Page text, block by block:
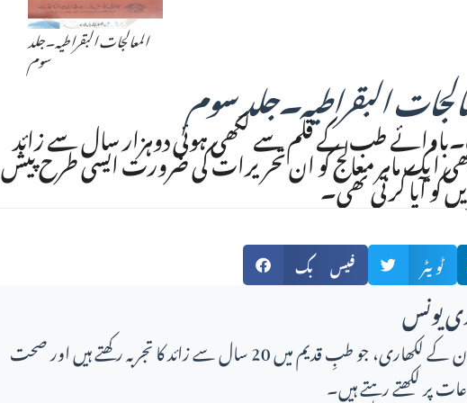
المعالجات البقراطیہ۔جلد
سوم
البقراطیہ۔جلد سوم
طب کے قلم سے لکھی ہوئی دوہزار سال سے زائد
ایک ماہر معالج کو ان تحریرات کی ضرورت ایسی طرح پیش
کو آیا کرتی تھی۔
فیس بک ٹویٹر
یونس
اس مضمون کے لکھاری، جو طبِ قدیم میں 20 سال سے زائد کا تجربہ رکھتے ہیں اور صحت
پر لکھتے رہتے ہیں۔